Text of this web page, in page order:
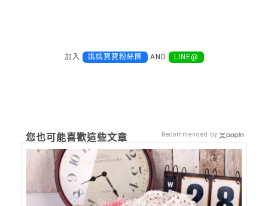
加入 媽媽寶寶粉絲團 AND LINE@
您也可能喜歡這些文章 Recommended by